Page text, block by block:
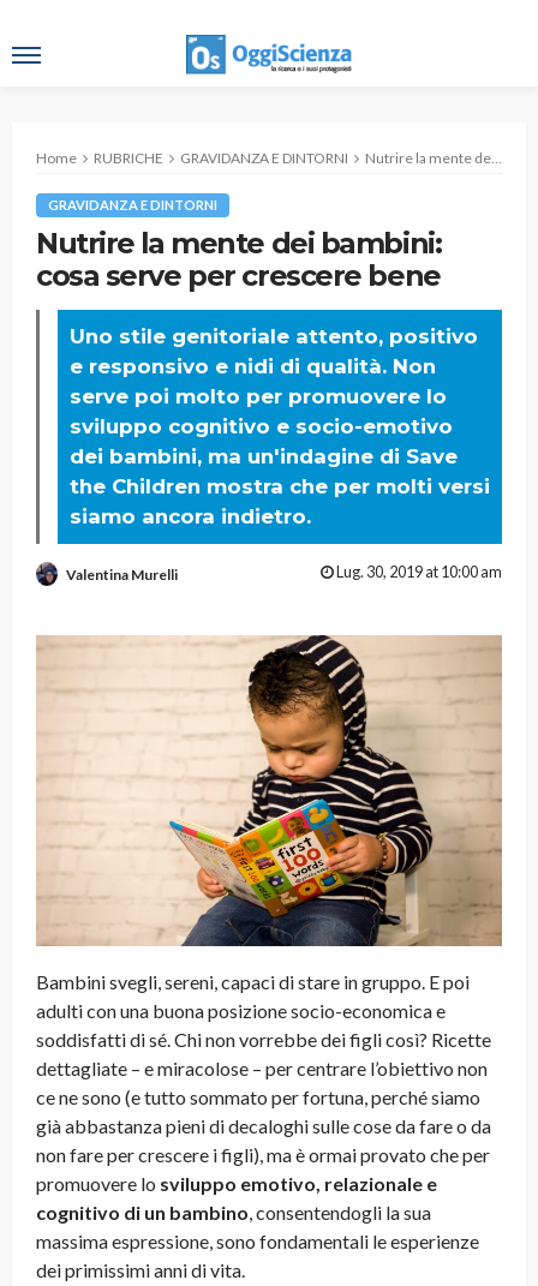
Home RUBRICHE GRAVIDANZA E DINTORNI Nutrire la mente dei bambini: cosa serve per crescere bene
GRAVIDANZA E DINTORNI
Nutrire la mente dei bambini:
cosa serve per crescere bene
Uno stile genitoriale attento, positivo
e responsivo e nidi di qualità. Non
serve poi molto per promuovere lo
sviluppo cognitivo e socio-emotivo
dei bambini, ma un'indagine di Save
the Children mostra che per molti versi
siamo ancora indietro.
Valentina Murelli Lug. 30, 2019 at 10:00 am
Bambini svegli, sereni, capaci di stare in gruppo. E poi
adulti con una buona posizione socio-economica e
soddisfatti di sé. Chi non vorrebbe dei figli così? Ricette
dettagliate – e miracolose – per centrare l’obiettivo non
ce ne sono (e tutto sommato per fortuna, perché siamo
già abbastanza pieni di decaloghi sulle cose da fare o da
non fare per crescere i figli), ma è ormai provato che per
promuovere lo sviluppo emotivo, relazionale e
cognitivo di un bambino, consentendogli la sua
massima espressione, sono fondamentali le esperienze
dei primissimi anni di vita.